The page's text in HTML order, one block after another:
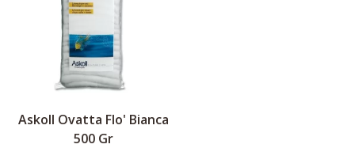
Askoll Ovatta Flo' Bianca
500 Gr